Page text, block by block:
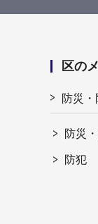
区の
防災・
防災
防犯